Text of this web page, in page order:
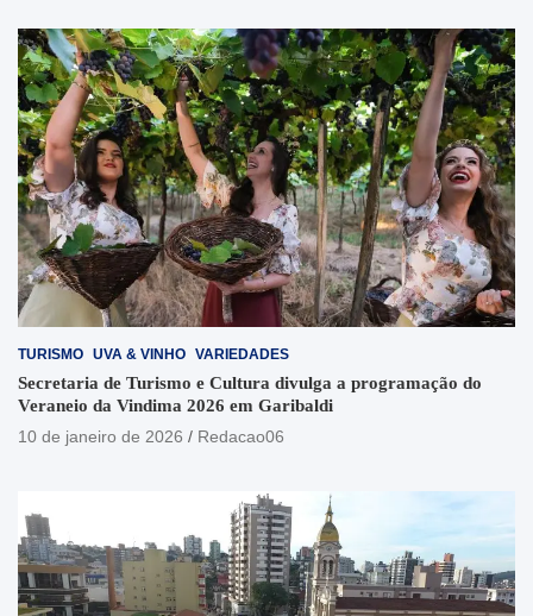
TURISMO UVA & VINHO VARIEDADES
Secretaria de Turismo e Cultura divulga a programação do
Veraneio da Vindima 2026 em Garibaldi
10 de janeiro de 2026
Redacao06